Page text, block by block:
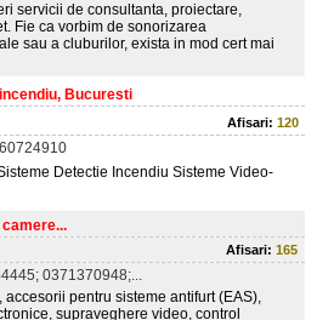
servicii de consultanta, proiectare,
Fie ca vorbim de sonorizarea
sau a cluburilor, exista in mod cert mai
Bucuresti
Afisari: 120
Detectie Incendiu Sisteme Video-
Afisari: 165
0371370948;...
pentru sisteme antifurt (EAS),
supraveghere video, control